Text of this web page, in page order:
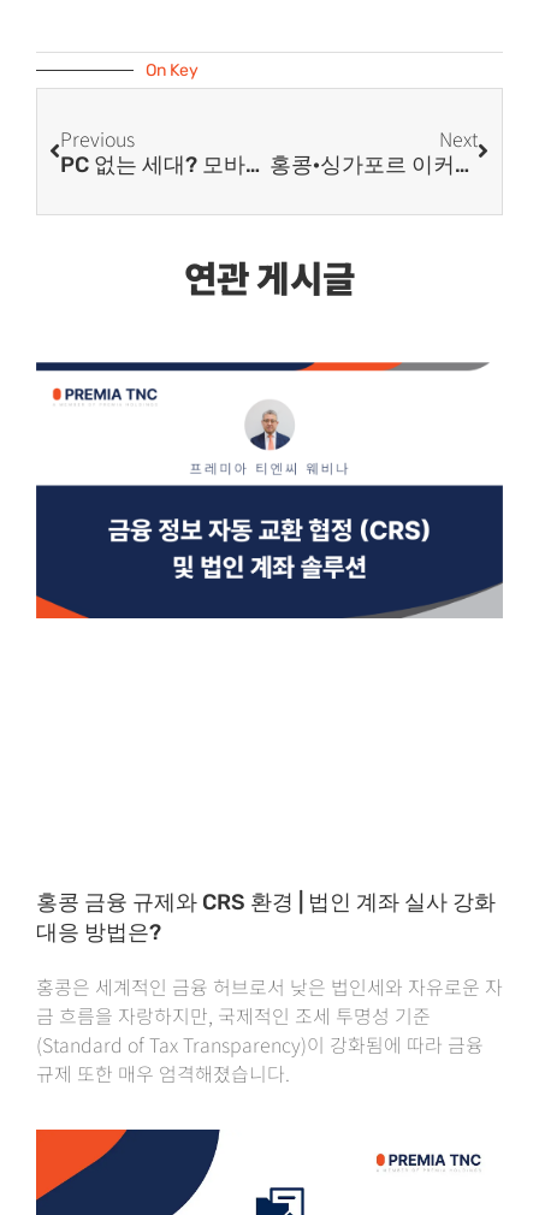
On Key
Previous
PC 없는 세대? 모바일로 승부하라! 베트남 이커머스 시장 공략법
Next
홍콩·싱가포르 이커머스 시장 매력과 대표적인 해외 결제 대행사(PG사)는?
연관 게시글
홍콩 금융 규제와 CRS 환경 | 법인 계좌 실사 강화
대응 방법은?
홍콩은 세계적인 금융 허브로서 낮은 법인세와 자유로운 자
금 흐름을 자랑하지만, 국제적인 조세 투명성 기준
(Standard of Tax Transparency)이 강화됨에 따라 금융
규제 또한 매우 엄격해졌습니다.